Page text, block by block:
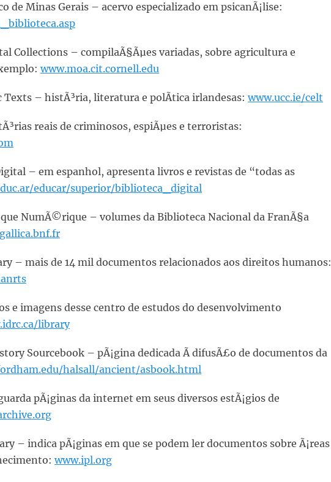
de Minas Gerais – acervo especializado em psicanÃ¡lise:
Collections – compilaÃ§Ãµes variadas, sobre agricultura e
www.moa.cit.cornell.edu
Texts – histÃ³ria, literatura e polÃ­tica irlandesas: www.ucc.ie/celt
reais de criminosos, espiÃµes e terroristas:
– em espanhol, apresenta livros e revistas de “todas as
educar/superior/biblioteca_digital
NumÃ©rique – volumes da Biblioteca Nacional da FranÃ§a
– mais de 14 mil documentos relacionados aos direitos humanos:
e imagens desse centro de estudos do desenvolvimento
library
Sourcebook – pÃ¡gina dedicada Ã difusÃ£o de documentos da
halsall/ancient/asbook.html
pÃ¡ginas da internet em seus diversos estÃ¡gios de
– indica pÃ¡ginas em que se podem ler documentos sobre Ã¡reas
www.ipl.org